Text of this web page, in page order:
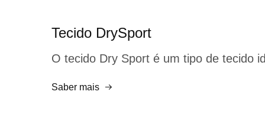
Tecido DrySport
O tecido Dry Sport é um tipo de tecido
Saber mais